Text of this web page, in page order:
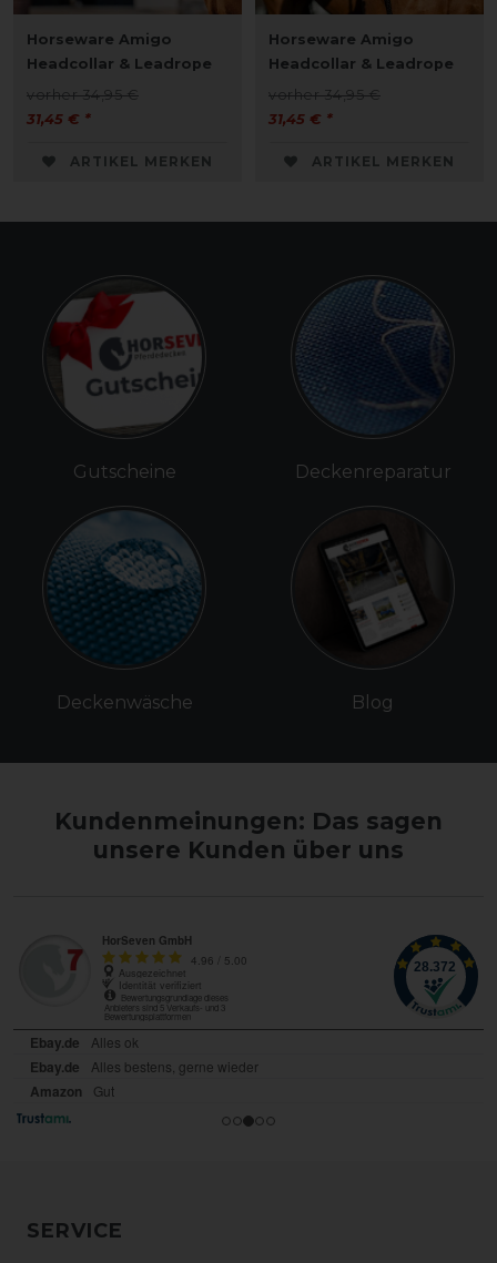
Horseware Amigo
Headcollar & Leadrope
vorher 34,95 €
31,45 € *
ARTIKEL MERKEN
Horseware Amigo
Headcollar & Leadrope
vorher 34,95 €
31,45 € *
ARTIKEL MERKEN
Gutscheine
Deckenwäsche
Deckenreparatur
Blog
Kundenmeinungen: Das sagen
unsere Kunden über uns
SERVICE